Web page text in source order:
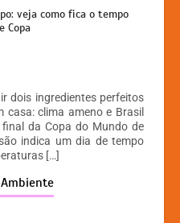
veja como fica o tempo
Copa
dois ingredientes perfeitos
casa: clima ameno e Brasil
da Copa do Mundo de
indica um dia de tempo
[…]